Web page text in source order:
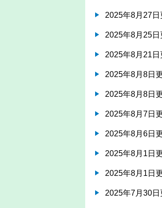
2025年8月27日
2025年8月25日
2025年8月21日
2025年8月8日
2025年8月8日
2025年8月7日
2025年8月6日
2025年8月1日
2025年8月1日
2025年7月30日